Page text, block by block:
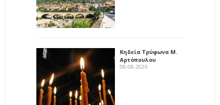
Κηδεία Τρύφωνα Μ.
Αρτόπουλου
08-08-2026